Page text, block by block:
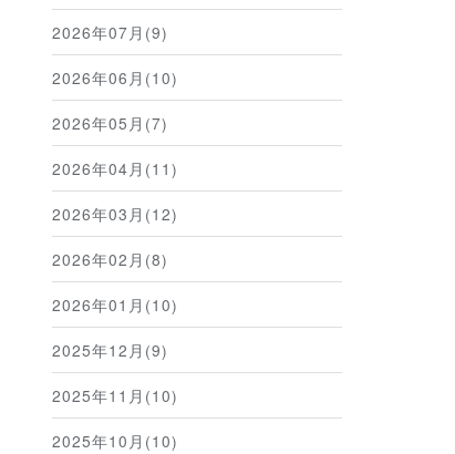
2026年07月(9)
2026年06月(10)
2026年05月(7)
2026年04月(11)
2026年03月(12)
2026年02月(8)
2026年01月(10)
2025年12月(9)
2025年11月(10)
2025年10月(10)